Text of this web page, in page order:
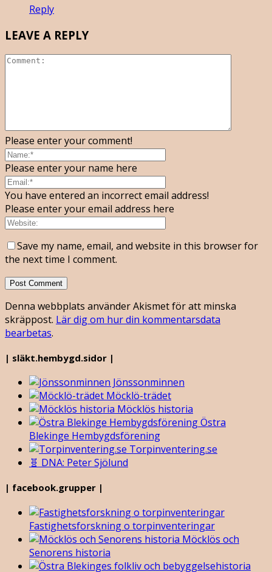
Reply
LEAVE A REPLY
Please enter your comment!
Please enter your name here
You have entered an incorrect email address!
Please enter your email address here
Save my name, email, and website in this browser for
the next time I comment.
Denna webbplats använder Akismet för att minska
skräppost. Lär dig om hur din kommentarsdata
bearbetas.
| släkt.hembygd.sidor |
Jönssonminnen
Möcklö-trädet
Möcklös historia
Östra
Blekinge Hembygdsförening
Torpinventering.se
🧬 DNA: Peter Sjölund
| facebook.grupper |
Fastighetsforskning o torpinventeringar
Möcklös och
Senorens historia